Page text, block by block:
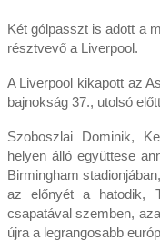
Két gólpasszt is adott a
résztvevő a Liverpool.
A Liverpool kikapott az
bajnokság 37., utolsó
Szoboszlai Dominik,
helyen álló együttese
Birmingham
az előnyét a hatodik,
csapatával szemben,
újra a legrangosabb